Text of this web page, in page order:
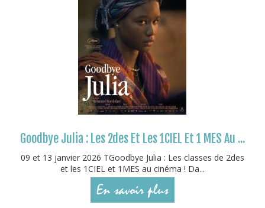
Goodbye Julia : Les 2des Et Les 1CIEL Et 1 MES Au ...
09 et 13 janvier 2026 TGoodbye Julia : Les classes de 2des
et les 1CIEL et 1MES au cinéma ! Da...
En savoir plus